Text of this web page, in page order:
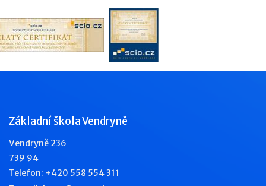
Základní škola Vendryně
Vendryně 236
739 94
Telefon: +420 558 554 311